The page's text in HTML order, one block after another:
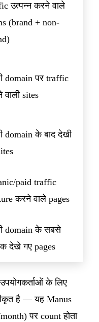
उत्पन्न करने वाले
(brand + non-
domain पर traffic
sites
domain के बाद देखी
paid traffic
करने वाले pages
domain के सबसे
देखे गए pages
उपयोगकर्ताओं के लिए
है — यह Manus
पर count होता